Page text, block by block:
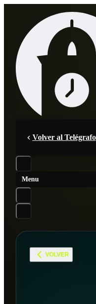
Volver al Telégrafo
Menu
VOLVER